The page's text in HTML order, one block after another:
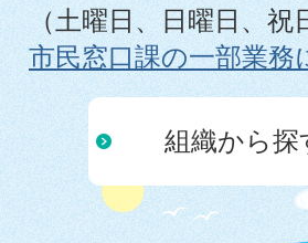
（土曜日、日曜日、祝
市民窓口課の一部業
組織から探